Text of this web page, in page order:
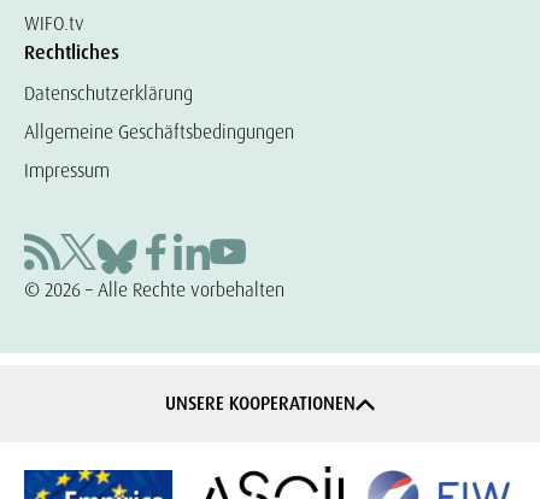
WIFO.tv
Rechtliches
Datenschutzerklärung
Allgemeine Geschäftsbedingungen
Impressum
© 2026 – Alle Rechte vorbehalten
UNSERE KOOPERATIONEN